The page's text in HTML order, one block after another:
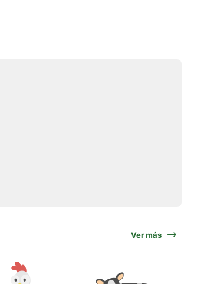
Ver más